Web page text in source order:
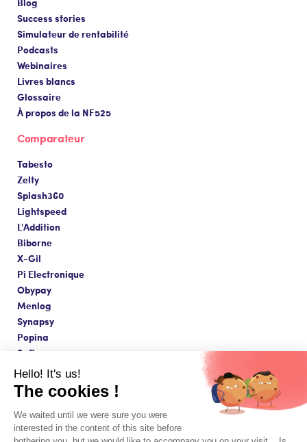
Success stories
Simulateur de rentabilité
Podcasts
Webinaires
Livres blancs
Glossaire
À propos de la NF525
Comparateur
Tabesto
Zelty
Splash360
Lightspeed
L'Addition
Biborne
X-Gil
Pi Electronique
Obypay
Menlog
Synapsy
Popina
Softavera
Fait avec amour à Paris ❤️
© Copyright 2026 - Innovorder SAS
Hello! It's us!
The cookies !
We waited until we were sure you were
interested in the content of this site before